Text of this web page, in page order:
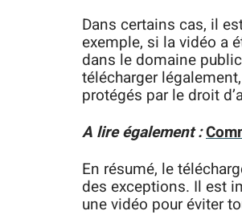
Dans certains cas, il
exemple, si la vidéo a
dans le domaine
télécharger
protégés par le droit
A lire également :
En résumé, le
des exceptions. Il est
une vidéo pour éviter